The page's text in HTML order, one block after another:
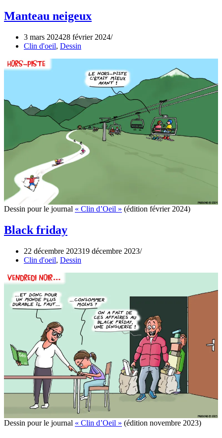
Manteau neigeux
3 mars 202428 février 2024
Clin d'oeil, Dessin
Dessin pour le journal « Clin d’Oeil » (édition février 2024)
Black friday
22 décembre 202319 décembre 2023
Clin d'oeil, Dessin
Dessin pour le journal « Clin d’Oeil » (édition novembre 2023)